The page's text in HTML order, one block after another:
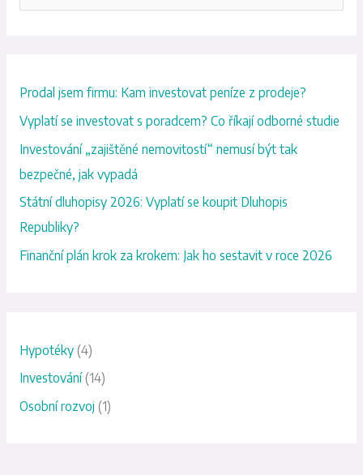
e
d
a
t
p
r
Prodal jsem firmu: Kam investovat peníze z prodeje?
Vyplatí se investovat s poradcem? Co říkají odborné studie
Investování „zajištěné nemovitostí“ nemusí být tak
bezpečné, jak vypadá
Státní dluhopisy 2026: Vyplatí se koupit Dluhopis
Republiky?
Finanční plán krok za krokem: Jak ho sestavit v roce 2026
Hypotéky(4)
Investování(14)
Osobní rozvoj (1)